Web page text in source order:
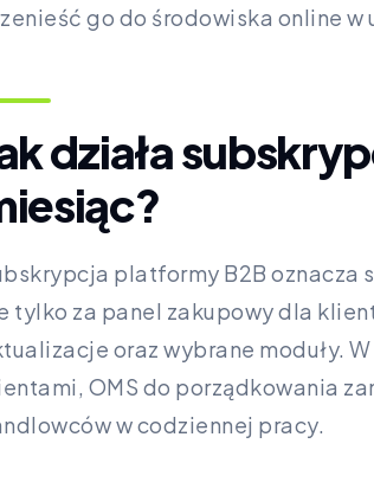
go do środowiska online w
działa
platformy B2B oznacza
tylko za panel zakupowy dla
oraz wybrane moduły.
OMS do porządkowania
w codziennej pracy.